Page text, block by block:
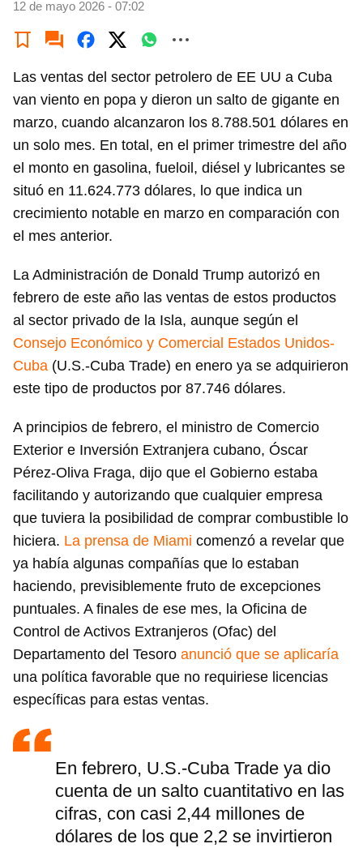
12 de mayo 2026 - 07:02
Las ventas del sector petrolero de EE UU a Cuba
van viento en popa y dieron un salto de gigante en
marzo, cuando alcanzaron los 8.788.501 dólares en
un solo mes. En total, en el primer trimestre del año
el monto en gasolina, fueloil, diésel y lubricantes se
situó en 11.624.773 dólares, lo que indica un
crecimiento notable en marzo en comparación con
el mes anterior.
La Administración de Donald Trump autorizó en
febrero de este año las ventas de estos productos
al sector privado de la Isla, aunque según el
Consejo Económico y Comercial Estados Unidos-
Cuba (U.S.-Cuba Trade) en enero ya se adquirieron
este tipo de productos por 87.746 dólares.
A principios de febrero, el ministro de Comercio
Exterior e Inversión Extranjera cubano, Óscar
Pérez-Oliva Fraga, dijo que el Gobierno estaba
facilitando y autorizando que cualquier empresa
que tuviera la posibilidad de comprar combustible lo
hiciera. La prensa de Miami comenzó a revelar que
ya había algunas compañías que lo estaban
haciendo, previsiblemente fruto de excepciones
puntuales. A finales de ese mes, la Oficina de
Control de Activos Extranjeros (Ofac) del
Departamento del Tesoro anunció que se aplicaría
una política favorable que no requiriese licencias
específicas para estas ventas.
En febrero, U.S.-Cuba Trade ya dio
cuenta de un salto cuantitativo en las
cifras, con casi 2,44 millones de
dólares de los que 2,2 se invirtieron